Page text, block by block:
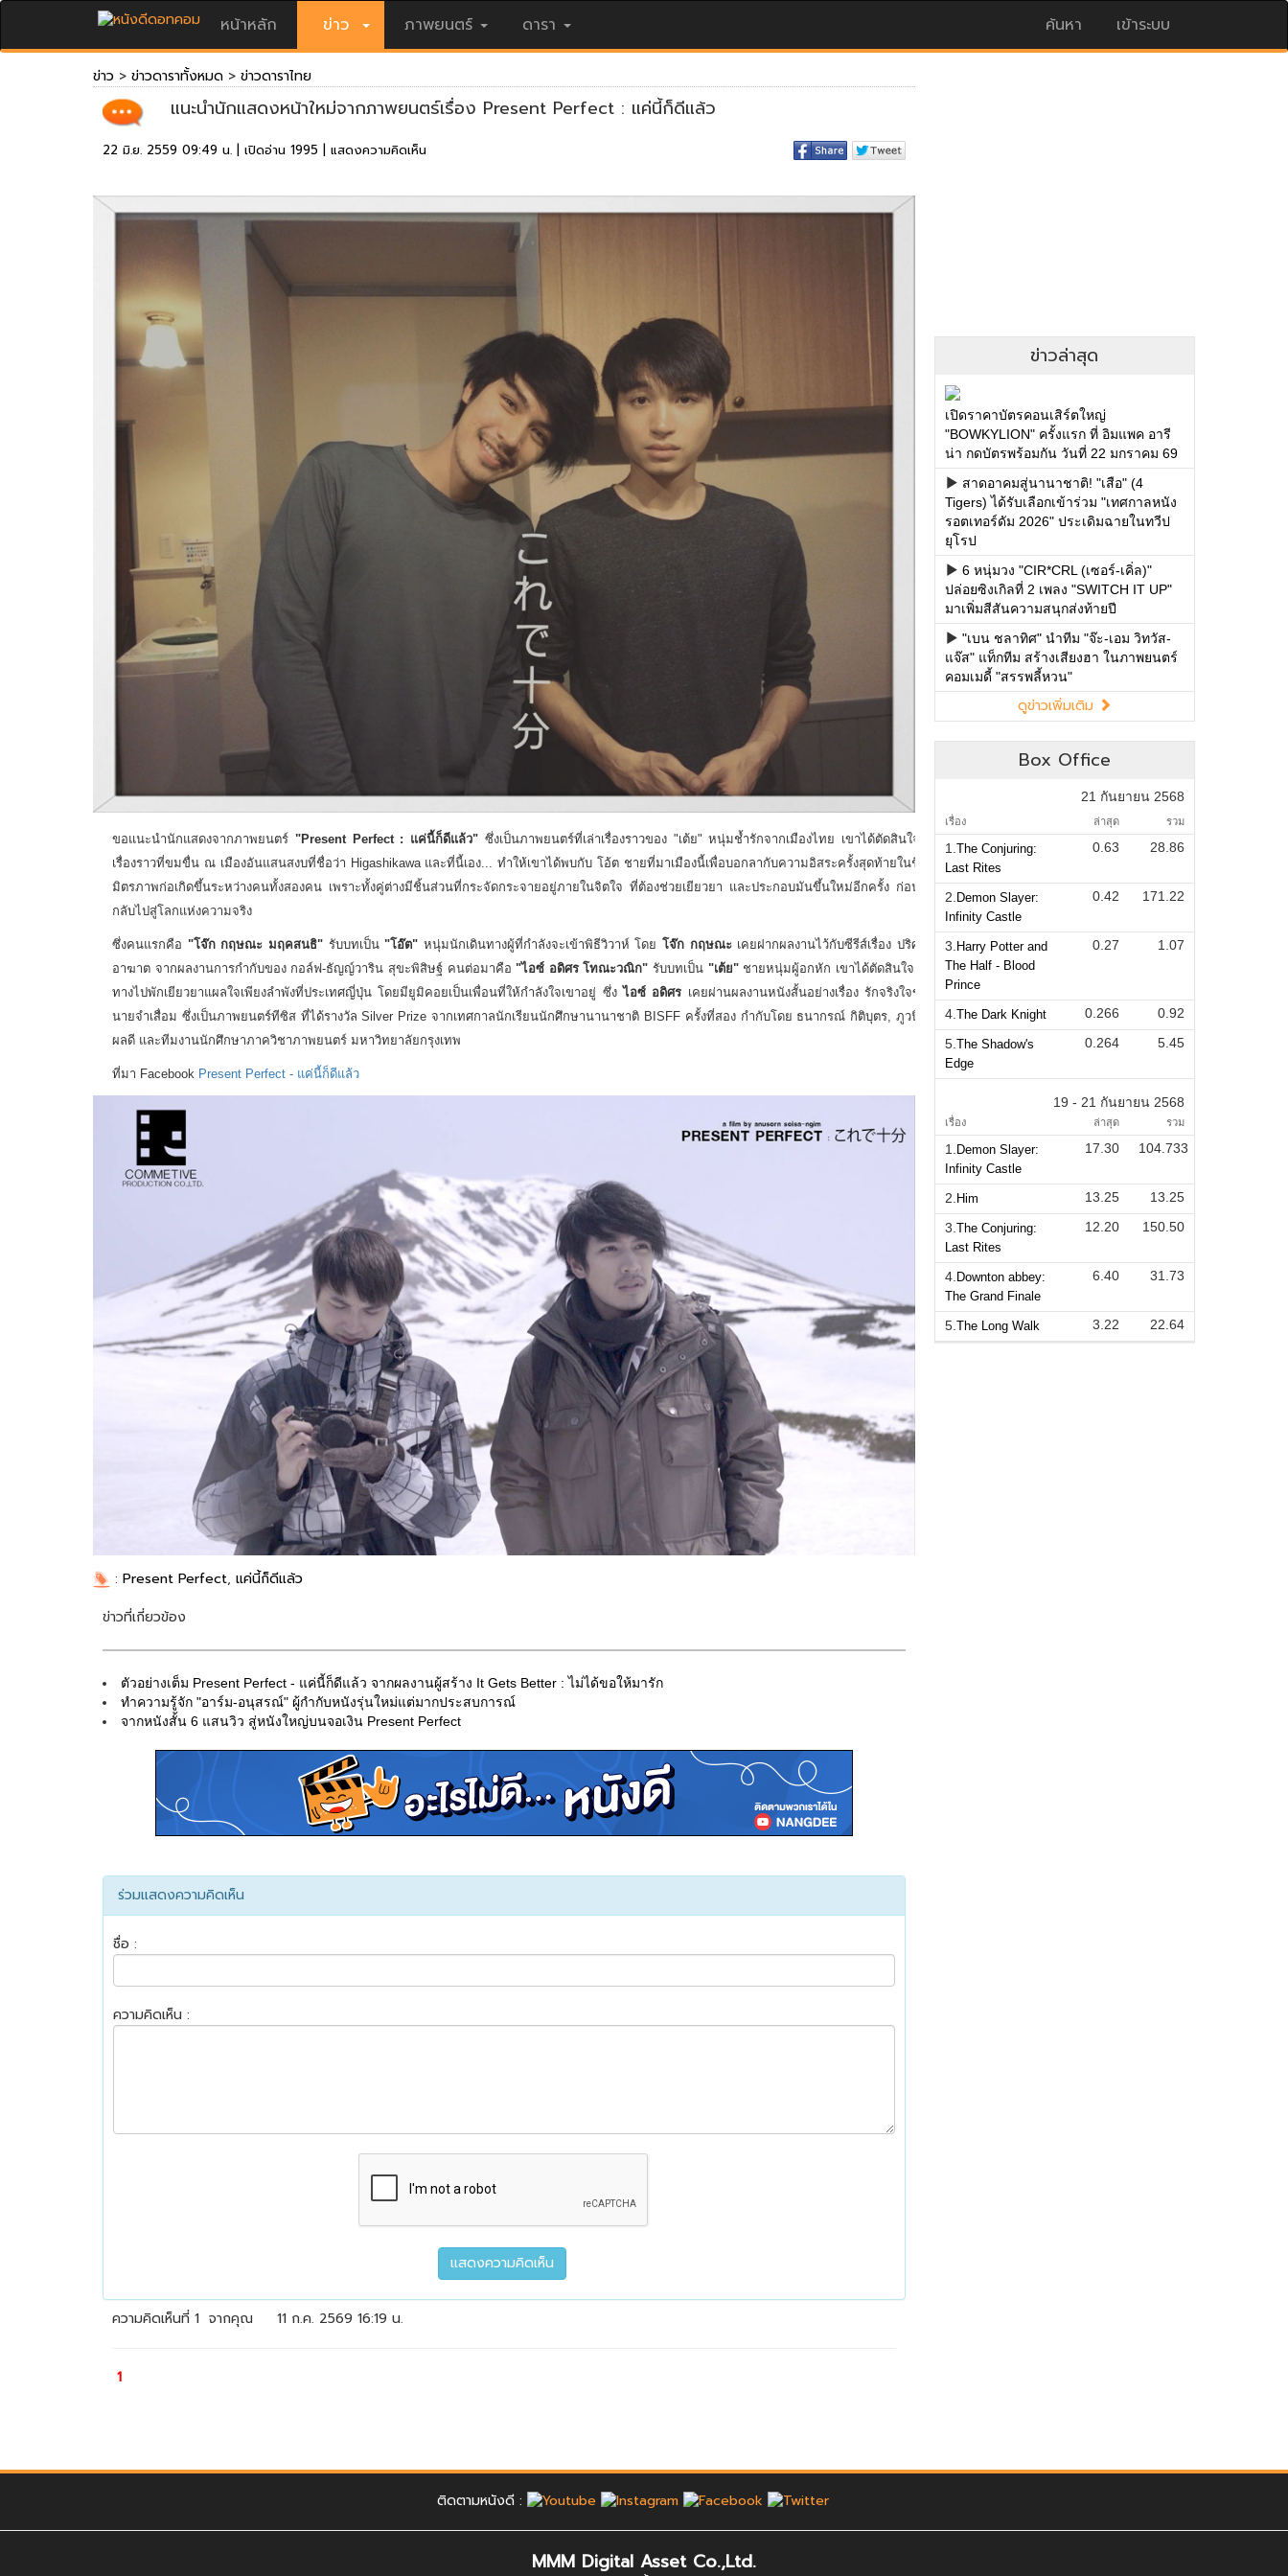
หน้าหลัก ข่าว ภาพยนตร์ ดารา ค้นหา เข้าระบบ
ข่าวล่าสุด
เปิดราคาบัตรคอนเสิร์ตใหญ่
"BOWKYLION" ครั้งแรก ที่ อิมแพค อารี
น่า กดบัตรพร้อมกัน วันที่ 22 มกราคม 69
สาดอาคมสู่นานาชาติ! "เสือ" (4
Tigers) ได้รับเลือกเข้าร่วม "เทศกาลหนัง
รอตเทอร์ดัม 2026" ประเดิมฉายในทวีป
ยุโรป
6 หนุ่มวง "CIR*CRL (เซอร์-เคิ่ล)"
ปล่อยซิงเกิลที่ 2 เพลง "SWITCH IT UP"
มาเพิ่มสีสันความสนุกส่งท้ายปี
"เบน ชลาทิศ" นำทีม "จ๊ะ-เอม วิทวัส-
แจ๊ส" แท็กทีม สร้างเสียงฮา ในภาพยนตร์
คอมเมดี้ "สรรพลี้หวน"
ดูข่าวเพิ่มเติม
Box Office
21 กันยายน 2568
เรื่อง ล่าสุด รวม
1. The Conjuring:
Last Rites
0.63 28.86
2. Demon Slayer:
Infinity Castle
0.42 171.22
3. Harry Potter and
The Half - Blood
Prince
0.27 1.07
4. The Dark Knight 0.266
0.92
5. The Shadow's
Edge
0.264 5.45
19 - 21 กันยายน 2568
เรื่อง ล่าสุด รวม
1. Demon Slayer:
Infinity Castle
17.30 104.733
2. Him 13.25
13.25
3. The Conjuring:
Last Rites
12.20 150.50
4. Downton abbey:
The Grand Finale
6.40 31.73
5. The Long Walk 3.22 22.64
ติดตามหนังดี :
MMM Digital Asset Co.,Ltd.